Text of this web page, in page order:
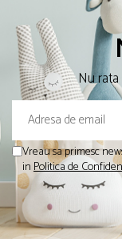
Nu
Vreau sa primesc
inPolitica de